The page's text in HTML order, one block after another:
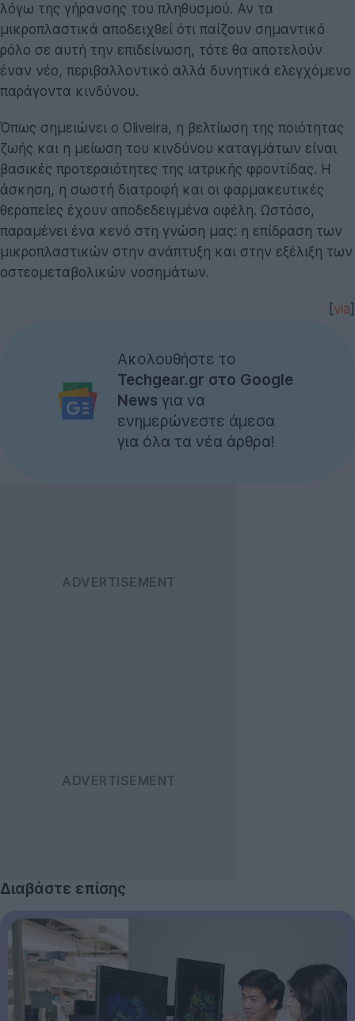
λόγω της γήρανσης του πληθυσμού. Αν τα
μικροπλαστικά αποδειχθεί ότι παίζουν σημαντικό
ρόλο σε αυτή την επιδείνωση, τότε θα αποτελούν
έναν νέο, περιβαλλοντικό αλλά δυνητικά ελεγχόμενο
παράγοντα κινδύνου.
Όπως σημειώνει ο Oliveira, η βελτίωση της ποιότητας
ζωής και η μείωση του κινδύνου καταγμάτων είναι
βασικές προτεραιότητες της ιατρικής φροντίδας. Η
άσκηση, η σωστή διατροφή και οι φαρμακευτικές
θεραπείες έχουν αποδεδειγμένα οφέλη. Ωστόσο,
παραμένει ένα κενό στη γνώση μας: η επίδραση των
μικροπλαστικών στην ανάπτυξη και στην εξέλιξη των
οστεομεταβολικών νοσημάτων.
[via]
Ακολουθήστε το
Techgear.gr στο Google
News για να
ενημερώνεστε άμεσα
για όλα τα νέα άρθρα!
Διαβάστε επίσης